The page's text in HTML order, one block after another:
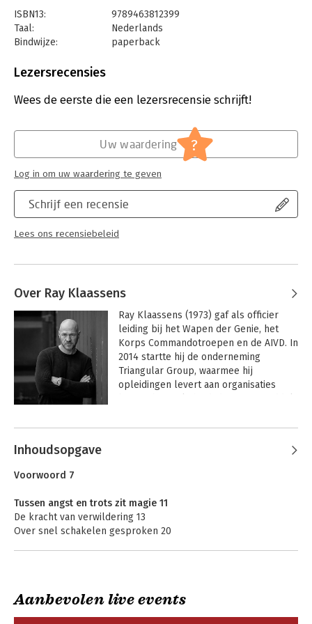
ISBN13:
9789463812399
Taal:
Nederlands
Bindwijze:
paperback
Uitgever:
Verschijningsdatum:
9-1-2024
Persoonlijke effectiviteit
Lezersrecensies
Wees de eerste die een lezersrecensie schrijft!
Schrijf een recensie
Lees ons recensiebeleid
Uw waardering ?
Log in om uw waardering te geven
Over Ray Klaassens
Ray Klaassens (1973) gaf als officier
leiding bij het Wapen der Genie, het
Korps Commandotroepen en de AIVD. In
2014 startte hij de onderneming
Triangular Group, waarmee hij
opleidingen levert aan organisaties
spreekt regelmatig over persoonlijk
deelt hij zijn inzichten
Andere boeken door Ray Klaassens
Je bent wat je doet
Inhoudsopgave
Voorwoord 7
Tussen angst en trots zit magie 11
De kracht van verwildering 13
Over snel schakelen gesproken 20
Voorzichtige stappen naar een ander leven 51
Aanbevolen live events